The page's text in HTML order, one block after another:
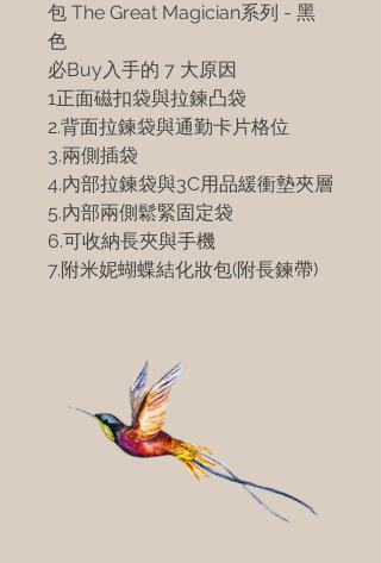
包 The Great Magician系列 - 黑
色
必Buy入手的 7 大原因
1正面磁扣袋與拉鍊凸袋
2.背面拉鍊袋與通勤卡片格位
3.兩側插袋
4.內部拉鍊袋與3C用品緩衝墊夾層
5.內部兩側鬆緊固定袋
6.可收納長夾與手機
7.附米妮蝴蝶結化妝包(附長鍊帶)